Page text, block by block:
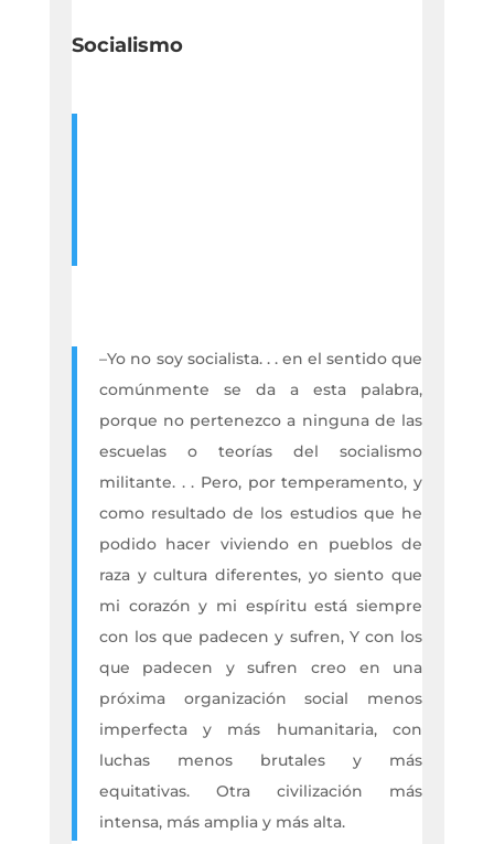
Socialismo
–Yo no soy socialista. . . en el sentido que
comúnmente se da a esta palabra,
porque no pertenezco a ninguna de las
escuelas o teorías del socialismo
militante. . . Pero, por temperamento, y
como resultado de los estudios que he
podido hacer viviendo en pueblos de
raza y cultura diferentes, yo siento que
mi corazón y mi espíritu está siempre
con los que padecen y sufren, Y con los
que padecen y sufren creo en una
próxima organización social menos
imperfecta y más humanitaria, con
luchas menos brutales y más
equitativas. Otra civilización más
intensa, más amplia y más alta.